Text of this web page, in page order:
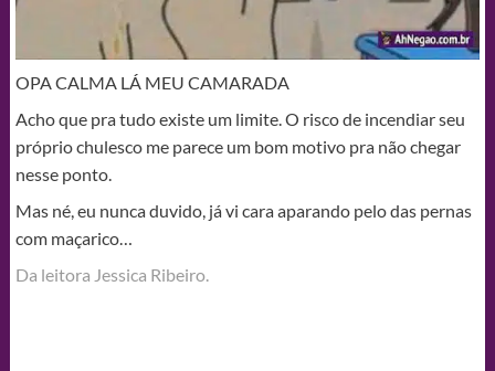
OPA CALMA LÁ MEU CAMARADA
Acho que pra tudo existe um limite. O risco de incendiar seu
próprio chulesco me parece um bom motivo pra não chegar
nesse ponto.
Mas né, eu nunca duvido, já vi cara aparando pelo das pernas
com maçarico…
Da leitora Jessica Ribeiro.